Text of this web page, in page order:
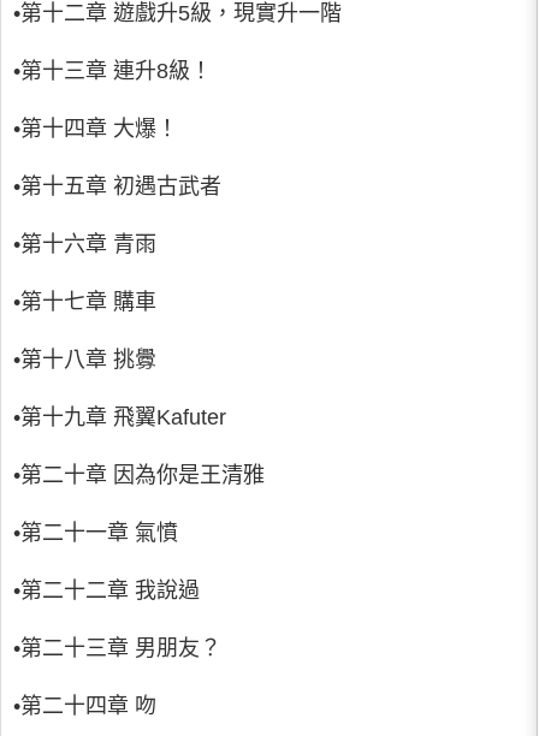
•第十二章 遊戲升5級，現實升一階
•第十三章 連升8級！
•第十四章 大爆！
•第十五章 初遇古武者
•第十六章 青雨
•第十七章 購車
•第十八章 挑釁
•第十九章 飛翼Kafuter
•第二十章 因為你是王清雅
•第二十一章 氣憤
•第二十二章 我說過
•第二十三章 男朋友？
•第二十四章 吻